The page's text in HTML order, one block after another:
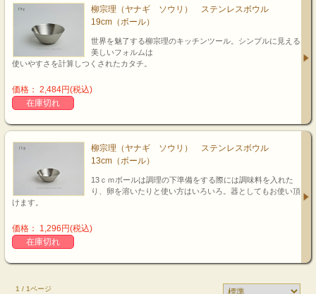
柳宗理（ヤナギ ソウリ） ステンレスボウル
19cm（ボール）
世界を魅了する柳宗理のキッチンツール。シンプルに見える
美しいフォルムは
使いやすさを計算しつくされたカタチ。
価格： 2,484円(税込)
在庫切れ
柳宗理（ヤナギ ソウリ） ステンレスボウル
13cm（ボール）
13ｃｍボールは調理の下準備をする際には調味料を入れた
り、卵を溶いたりと使い方はいろいろ。器としてもお使い頂
けます。
価格： 1,296円(税込)
在庫切れ
1 / 1ページ